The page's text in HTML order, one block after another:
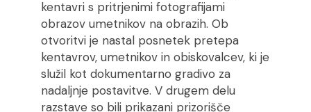
kentavri s pritrjenimi fotografijami
obrazov umetnikov na obrazih. Ob
otvoritvi je nastal posnetek pretepa
kentavrov, umetnikov in obiskovalcev, ki je
služil kot dokumentarno gradivo za
nadaljnje postavitve. V drugem delu
razstave so bili prikazani prizorišče